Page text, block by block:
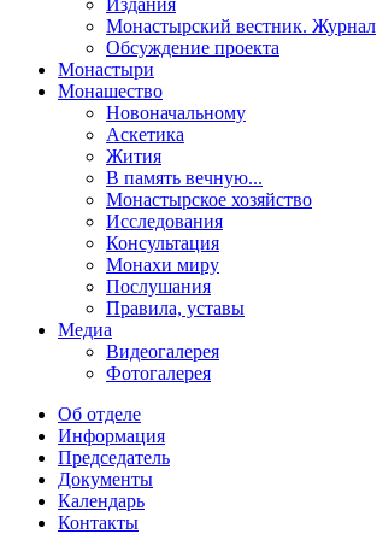
Издания
Монастырский вестник. Журнал
Обсуждение проекта
Монастыри
Монашество
Новоначальному
Аскетика
Жития
В память вечную...
Монастырское хозяйство
Исследования
Консультация
Монахи миру
Послушания
Правила, уставы
Медиа
Видеогалерея
Фотогалерея
Об отделе
Информация
Председатель
Документы
Календарь
Контакты